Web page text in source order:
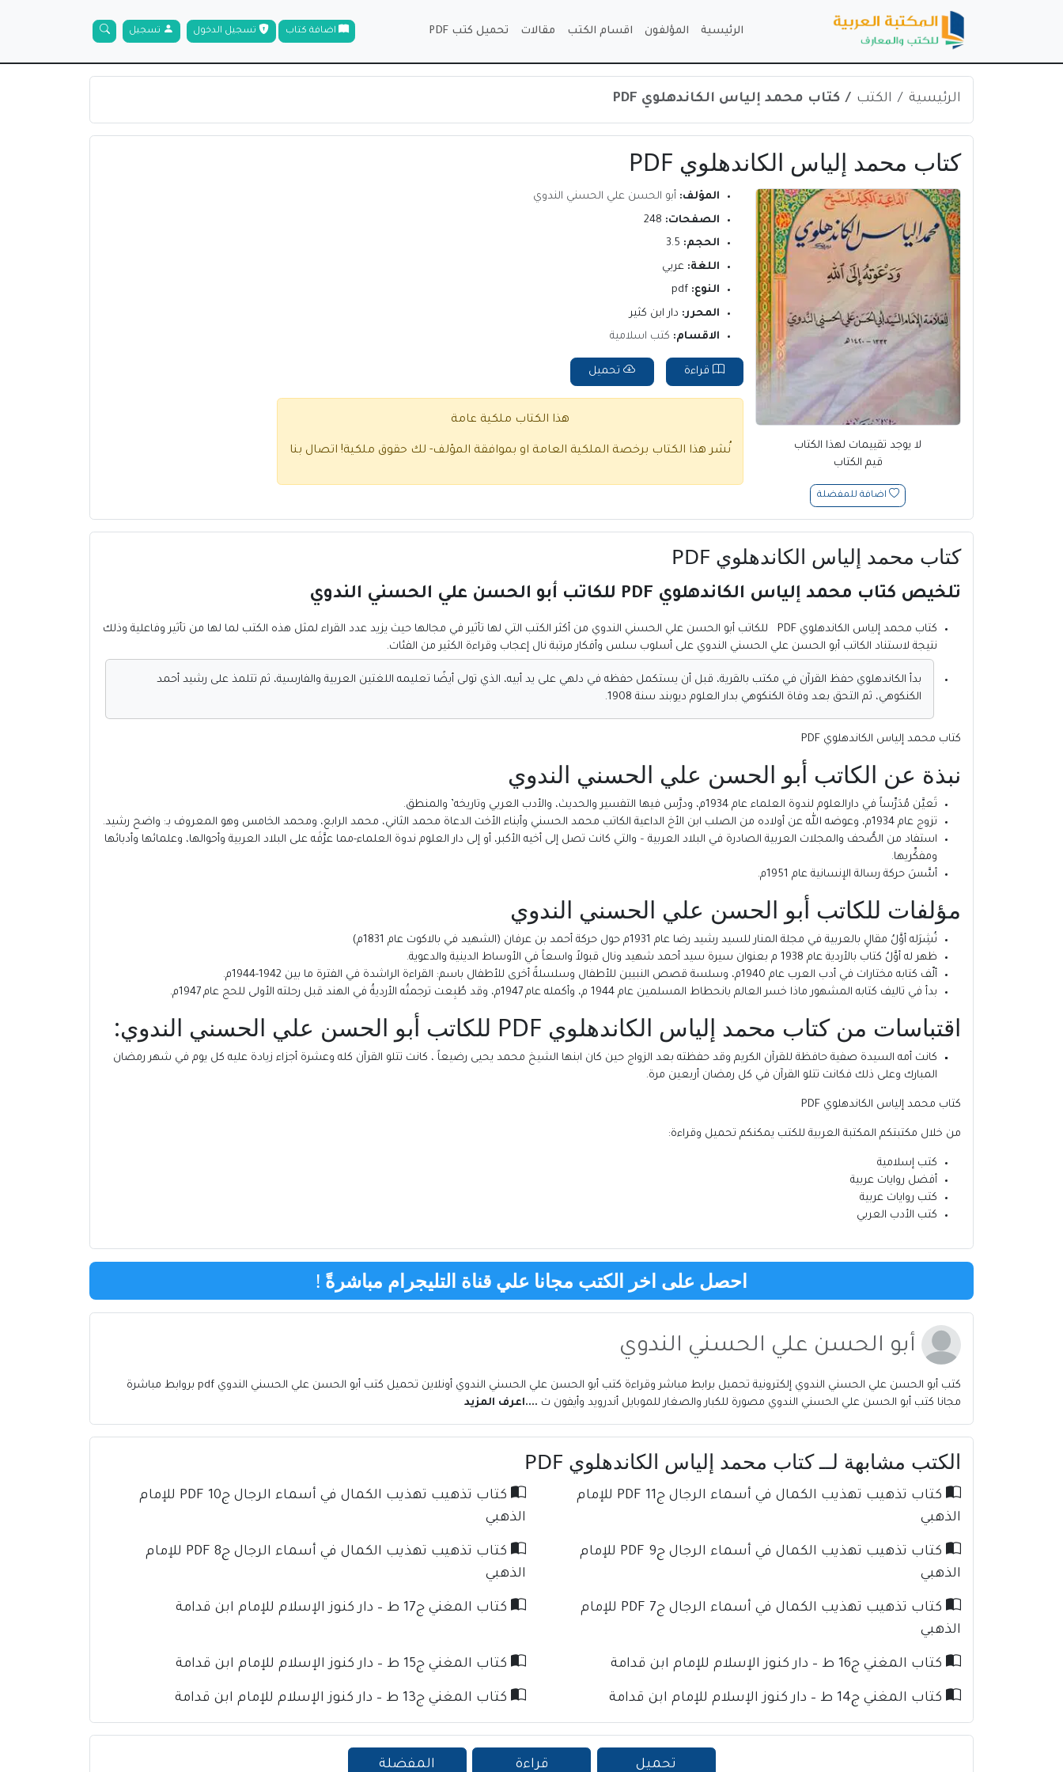
الرئيسية المؤلفون اقسام الكتب مقالات تحميل كتب PDF
الرئيسية الكتب كتاب محمد إلياس الكاندهلوي PDF
كتاب محمد إلياس الكاندهلوي PDF
لا يوجد تقييمات لهذا الكتاب
قيم الكتاب
اضافة للمفضلة
المؤلف: أبو الحسن علي الحسني الندوي
الصفحات:
الحجم:
اللغة: عربي
النوع: pdf
المحرر: دار ابن كثير
الاقسام: كتب اسلامية
قراءة تحميل
هذا الكتاب ملكية عامة
نُشر هذا الكتاب برخصة الملكية العامة او بموافقة المؤلف- لك حقوق ملكية! اتصال بنا
كتاب محمد إلياس الكاندهلوي PDF
تلخيص كتاب محمد إلياس الكاندهلوي PDF للكاتب أبو الحسن علي الحسني الندوي
كتاب محمد إلياس الكاندهلوي PDF للكاتب أبو الحسن علي الحسني الندوي من أكثر الكتب التي لها تأثير في مجالها حيث يزيد عدد القراء لمثل هذه الكتب لما لها من تأثير وفاعلية وذلك
نتيجة لاستناد الكاتب أبو الحسن علي الحسني الندوي على أسلوب سلس وأفكار مرتبة نال إعجاب وقراءة الكثير من الفئات.
بدأ الكاندهلوي حفظ القرآن في مكتب بالقرية، قبل أن يستكمل حفظه في دلهي على يد أبيه، الذي تولى أيضًا تعليمه اللغتين العربية والفارسية، ثم تتلمذ على رشيد أحمد
الكنكوهي، ثم التحق بعد وفاة الكنكوهي بدار العلوم ديوبند سنة 1908.
كتاب محمد إلياس الكاندهلوي PDF
نبذة عن الكاتب أبو الحسن علي الحسني الندوي
تَعيَّن مُدَرِّساً في دارالعلوم لندوة العلماء عام 1934م، ودرَّس فيها التفسير والحديث، والأدب العربي وتاريخه’ والمنطق.
تزوج عام 1934م، وعوضه الله عن أولاده من الصلب ابن الأخ الداعية الكاتب محمد الحسني وأبناء الأخت الدعاة محمد الثاني، محمد الرابع، ومحمد الخامس وهو المعروف بـ: واضح رشيد.
استفاد من الصُّحف والمجلات العربية الصادرة في البلاد العربية – والتي كانت تصل إلى أخيه الأكبر، أو إلى دار العلوم ندوة العلماء-مما عرَّفَه على البلاد العربية وأحوالها، وعلمائها وأدبائها
ومفكِّريها.
أسَّسَ حركة رسالة الإنسانية عام 1951م.
مؤلفات للكاتب أبو الحسن علي الحسني الندوي
نُشِرَله أوَّلُ مقالٍ بالعربية في مجلة المنار للسيد رشيد رضا عام 1931م حول حركة أحمد بن عرفان (الشهيد في بالاكوت عام 1831م)
ظهر له أوَّلُ كتاب بالأردية عام 1938 م بعنوان سيرة سيد أحمد شهيد ونال قبولاً واسعاً في الأوساط الدينية والدعوية.
ألّف كتابه مختارات في أدب العرب عام 1940م، وسلسة قصص النبيين للأطفال وسلسلةً أخرى للأطفال باسم: القراءة الراشدة في الفترة ما بين 1942-1944م.
بدأ في تاليف كتابه المشهور ماذا خسر العالم بانحطاط المسلمين عام 1944 م، وأكمله عام 1947م، وقد طُبِعت ترجمتُه الأرديةُ في الهند قبل رحلته الأولى للحج عام 1947م.
اقتباسات من كتاب محمد إلياس الكاندهلوي PDF للكاتب أبو الحسن علي الحسني الندوي:
كانت أمه السيدة صفية حافظة للقرآن الكريم وقد حفظته بعد الزواج حين كان ابنها الشيخ محمد يحيى رضيعاً ، كانت تتلو القرآن كله وعشرة أجزاء زيادة عليه كل يوم في شهر رمضان
المبارك وعلى ذلك فكانت تتلو القرآن في كل رمضان أربعين مرة.
كتاب محمد إلياس الكاندهلوي PDF
من خلال مكتبتكم المكتبة العربية للكتب يمكنكم تحميل وقراءة:
كتب إسلامية
أفضل روايات عربية
كتب روايات عربية
كتب الأدب العربي
احصل على اخر الكتب مجانا علي قناة التليجرام مباشرةً !
أبو الحسن علي الحسني الندوي
كتب أبو الحسن علي الحسني الندوي إلكترونية تحميل برابط مباشر وقراءة كتب أبو الحسن علي الحسني الندوي أونلاين تحميل كتب أبو الحسن علي الحسني الندوي pdf بروابط مباشرة
مجانا كتب أبو الحسن علي الحسني الندوي مصورة للكبار والصغار للموبايل أندرويد وأيفون ت ....اعرف المزيد
الكتب مشابهة لــ كتاب محمد إلياس الكاندهلوي PDF
كتاب تذهيب تهذيب الكمال في أسماء الرجال ج11 PDF للإمام
الذهبي
كتاب تذهيب تهذيب الكمال في أسماء الرجال ج10 PDF للإمام
الذهبي
كتاب تذهيب تهذيب الكمال في أسماء الرجال ج9 PDF للإمام
الذهبي
كتاب تذهيب تهذيب الكمال في أسماء الرجال ج8 PDF للإمام
الذهبي
كتاب تذهيب تهذيب الكمال في أسماء الرجال ج7 PDF للإمام
الذهبي
كتاب المغني ج17 ط – دار كنوز الإسلام للإمام ابن قدامة
كتاب المغني ج16 ط – دار كنوز الإسلام للإمام ابن قدامة كتاب المغني ج15 ط – دار كنوز الإسلام للإمام ابن قدامة
كتاب المغني ج14 ط – دار كنوز الإسلام للإمام ابن قدامة كتاب المغني ج13 ط – دار كنوز الإسلام للإمام ابن قدامة
تحميل قراءة المفضلة